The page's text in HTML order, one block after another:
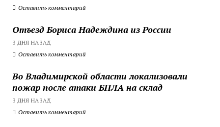
Оставить комментарий
Отъезд Бориса Надеждина из России
3 ДНЯ НАЗАД
Оставить комментарий
Во Владимирской области локализовали
пожар после атаки БПЛА на склад
3 ДНЯ НАЗАД
Оставить комментарий